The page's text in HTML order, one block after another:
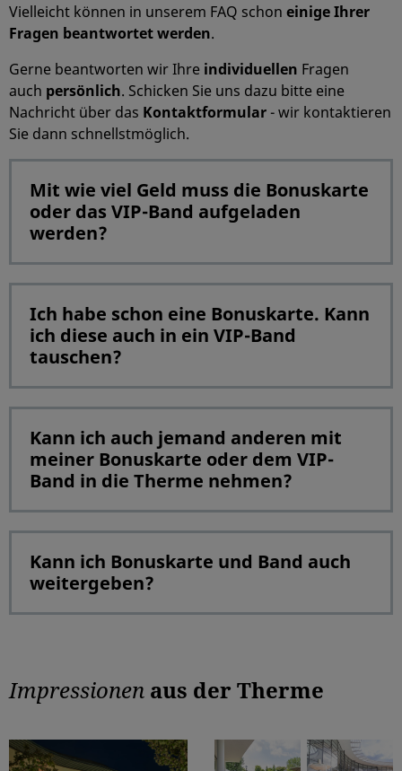
Vielleicht können in unserem FAQ schon einige Ihrer
Fragen beantwortet werden.
Gerne beantworten wir Ihre individuellen Fragen
auch persönlich. Schicken Sie uns dazu bitte eine
Nachricht über das Kontaktformular- wir kontaktieren
Sie dann schnellstmöglich.
Mit wie viel Geld muss die Bonuskarte
oder das VIP-Band aufgeladen
werden?
Ich habe schon eine Bonuskarte. Kann
ich diese auch in ein VIP-Band
tauschen?
Kann ich auch jemand anderen mit
meiner Bonuskarte oder dem VIP-
Band in die Therme nehmen?
Kann ich Bonuskarte und Band auch
weitergeben?
Impressionen aus der Therme